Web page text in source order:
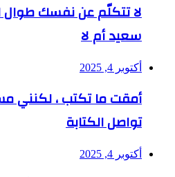
لا تتكلّم عن نفسك طوال
سعيد أم لا
أكتوبر 4, 2025
أمقت ما تكتب ، لكنني
تواصل الكتابة
أكتوبر 4, 2025